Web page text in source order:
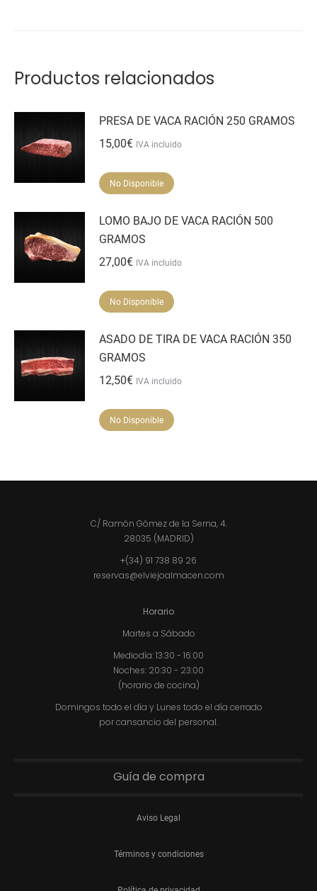
Productos relacionados
PRESA DE VACA RACIÓN 250 GRAMOS
15,00€ IVA incluido
No Disponible
LOMO BAJO DE VACA RACIÓN 500
GRAMOS
27,00€ IVA incluido
No Disponible
ASADO DE TIRA DE VACA RACIÓN 350
GRAMOS
12,50€ IVA incluido
No Disponible
C/ Ramón Gómez de la Serna, 4.
28035 (MADRID)
+(34) 91 738 89 26
reservas@elviejoalmacen.com
Horario
Martes a Sábado
Mediodía: 13:30 - 16:00
Noches: 20:30 - 23:00
(horario de cocina)
Domingos todo el día y Lunes todo el día cerrado
por cansancio del personal.
Guía de compra
Aviso Legal
Términos y condiciones